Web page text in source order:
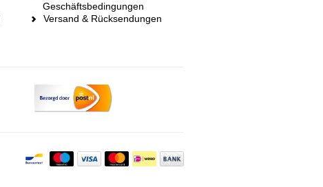
Geschäftsbedingungen
Versand & Rücksendungen